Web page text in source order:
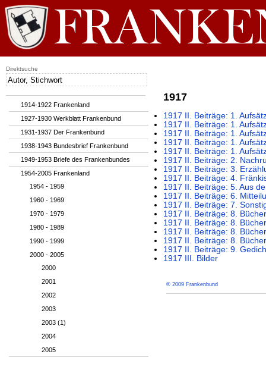
1917
1917 II. Beiträge: 1.
1917 II. Beiträge: 1.
1917 II. Beiträge: 1.
1917 II. Beiträge: 1.
1917 II. Beiträge: 1.
1917 II. Beiträge: 2.
1917 II. Beiträge: 3.
1917 II. Beiträge: 4.
1917 II. Beiträge: 5. Aus
1917 II. Beiträge: 6.
1917 II. Beiträge: 7.
1917 II. Beiträge: 8.
1917 II. Beiträge: 8.
1917 II. Beiträge: 8.
1917 II. Beiträge: 8.
1917 II. Beiträge: 9.
1917 III. Bilder
© 2009 Frankenbund
1914-1922 Frankenland
1927-1930 Werkblatt Frankenbund
1931-1937 Der Frankenbund
1938-1943 Bundesbrief Frankenbund
1949-1953 Briefe des Frankenbundes
1954-2005 Frankenland
1954 - 1959
1960 - 1969
1970 - 1979
1980 - 1989
1990 - 1999
2000 - 2005
2000
2001
2002
2003
2003 (1)
2004
2005
Direktsuche